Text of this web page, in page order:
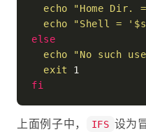
echo
"Home Dir.
echo
"Shell = '
else
echo
"No such
exit
fi
上面例子中， IFS 设为